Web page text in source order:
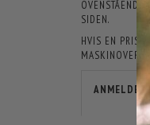
SIDEN.
HVIS EN PRIS